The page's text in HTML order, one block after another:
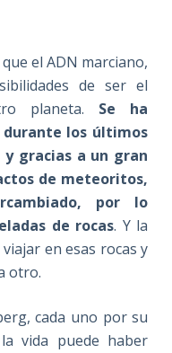
el ADN marciano,
de ser el
planeta. Se ha
los últimos
gracias a un gran
de meteoritos,
por lo
de rocas. Y la
en esas rocas y
otro.
cada uno por su
vida puede haber